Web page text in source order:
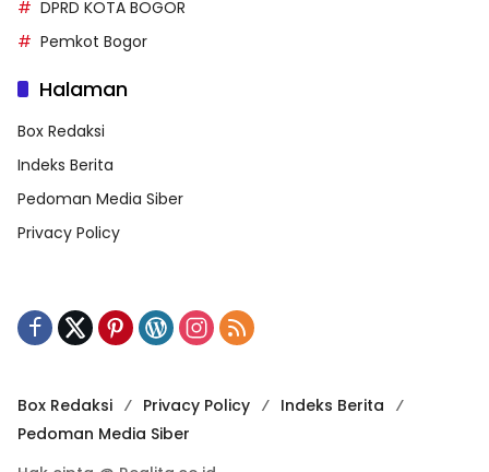
DPRD KOTA BOGOR
Pemkot Bogor
Halaman
Box Redaksi
Indeks Berita
Pedoman Media Siber
Privacy Policy
Box Redaksi Privacy Policy
Indeks Berita
Pedoman Media Siber